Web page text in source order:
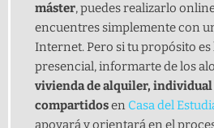
máster, puedes realizarlo
encuentres simplemente con
Internet. Pero si tu propósito
presencial, informarte de los
vivienda de alquiler, individual
compartidosen Casa del
apoyará y orientará en el